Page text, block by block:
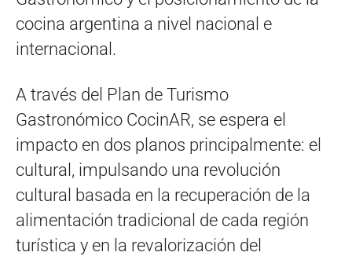
cocina argentina a nivel nacional e
internacional.
A través del Plan de Turismo
Gastronómico CocinAR, se espera el
impacto en dos planos principalmente: el
cultural, impulsando una revolución
cultural basada en la recuperación de la
alimentación tradicional de cada región
turística y en la revalorización del